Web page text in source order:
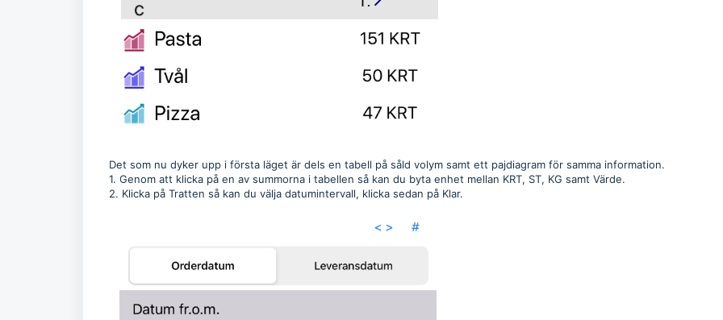
Det som nu dyker upp i första läget är dels en tabell på såld volym samt ett pajdiagram för samma information.
1. Genom att klicka på en av summorna i tabellen så kan du byta enhet mellan KRT, ST, KG samt Värde.
2. Klicka på Tratten så kan du välja datumintervall, klicka sedan på Klar.